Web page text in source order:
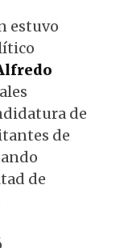
estuvo
de
de
de